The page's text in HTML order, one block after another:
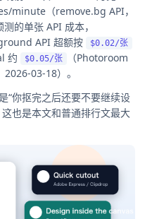
minute（remove.bg API，
的单张 API 成本，
API 超额按
$0.02/张
约 $0.05/张
（Photoroom
03-18）。
“你抠完之后还要不要继续设
也是本文和普通排行文最大